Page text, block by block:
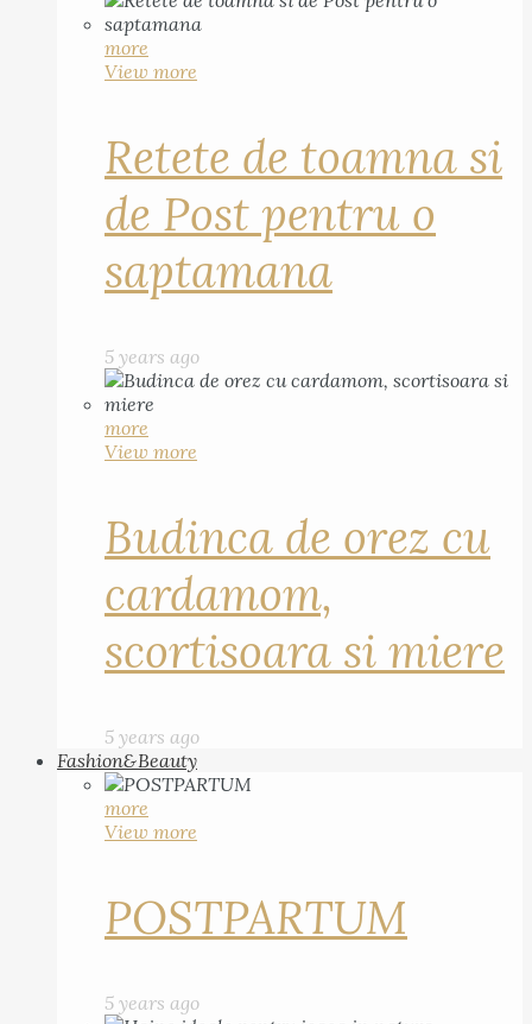
more
View more
Retete de toamna si
de Post pentru o
saptamana
5 years ago
more
View more
Budinca de orez cu
cardamom,
scortisoara si miere
5 years ago
Fashion&Beauty
more
View more
POSTPARTUM
5 years ago